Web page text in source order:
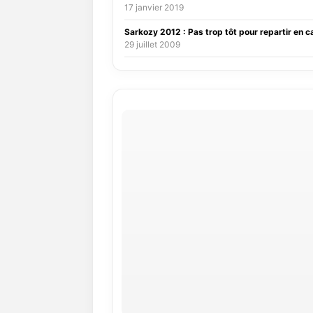
17 janvier 2019
Sarkozy 2012 : Pas trop tôt pour repartir en
29 juillet 2009